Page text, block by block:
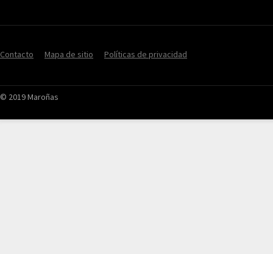
Contacto Mapa de sitio Políticas de privacidad
© 2019 Maroñas